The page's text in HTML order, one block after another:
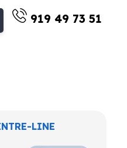
919 49 73 51
LINE